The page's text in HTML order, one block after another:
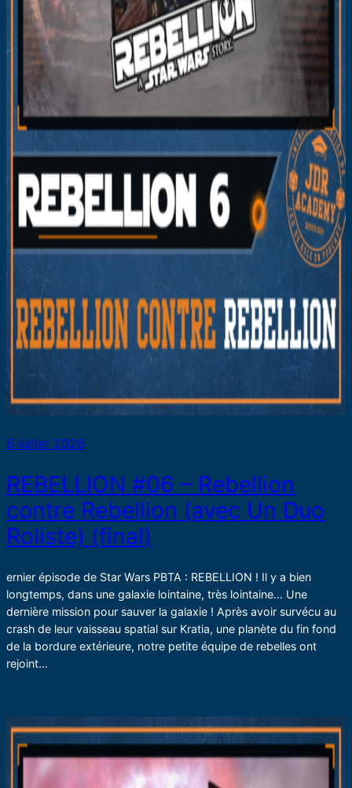
6 juillet 2026
REBELLION #06 – Rebellion
contre Rebellion (avec Un Duo
Roliste) (final)
ernier épisode de Star Wars PBTA : REBELLION ! Il y a bien
longtemps, dans une galaxie lointaine, très lointaine… Une
dernière mission pour sauver la galaxie ! Après avoir survécu au
crash de leur vaisseau spatial sur Kratia, une planète du fin fond
de la bordure extérieure, notre petite équipe de rebelles ont
rejoint…